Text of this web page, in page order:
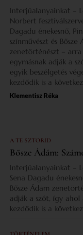
Interjúalanyainkat –
Norbert
Dagadu énekesnő,
színművészt és Bősze
zenetörténészt –
egymásnak adják a
egyik beszélgetés
kezdődik is a
Klementisz Réka
A TE SZTORID
Bősze Ádám:
Interjúalanyainkat –
Sena Dagadu
Bősze Ádám
adják a szót, így ahol
kezdődik is a